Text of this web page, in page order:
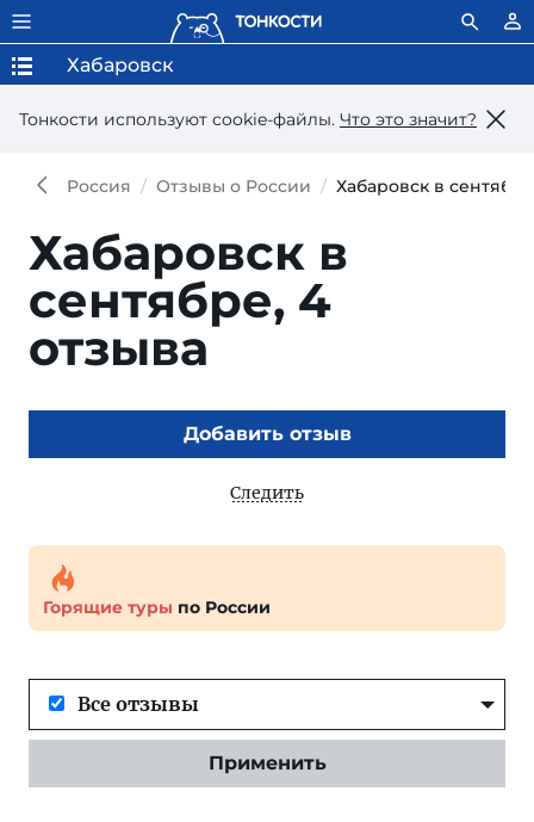
Тонкости используют сookie-файлы. Что это значит?
Хабаровск
Россия Отзывы о России Хабаровск в сентябре
Хабаровск в
сентябре, 4
отзыва
Добавить отзыв
Следить
Горящие туры по России
Все отзывы
Применить